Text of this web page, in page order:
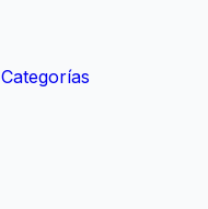
Categorías